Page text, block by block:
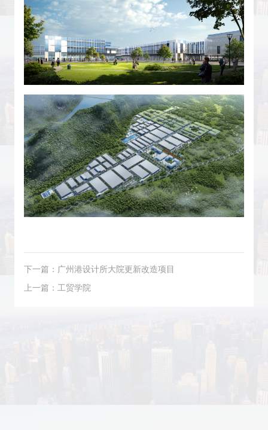
下一篇：广州港设计所大院更新改造项目
上一篇：工贸学院